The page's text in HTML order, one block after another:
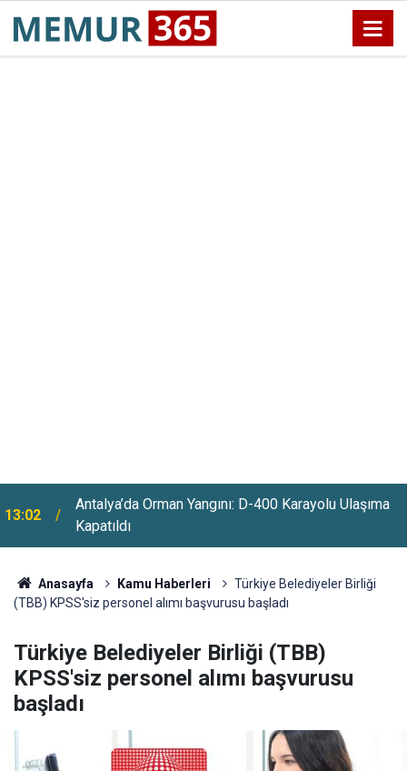
12:33 Erdoğan İmzaladı: 4 Yeni Büyükelçi Ataması Yapıldı
Anasayfa Kamu Haberleri
Türkiye Belediyeler Birliği
(TBB) KPSS'siz personel alımı başvurusu başladı
Türkiye Belediyeler Birliği (TBB)
KPSS'siz personel alımı başvurusu
başladı